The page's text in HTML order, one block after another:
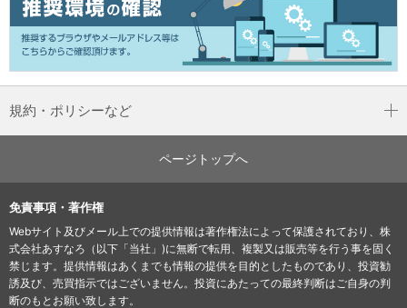
規約・ポリシーなど
ページトップへ
免責事項・著作権
Webサイト及びメール上での提供情報は著作権法によって保護されており、株
式会社あすなろ（以下「当社」)に無断で転用、複製又は販売等を行う事を固く
禁じます。提供情報はあくまでも情報の提供を目的としたものであり、投資勧
誘及び、売買指示ではございません。投資にあたっての最終判断はご自身の判
断のもとお願い致します。